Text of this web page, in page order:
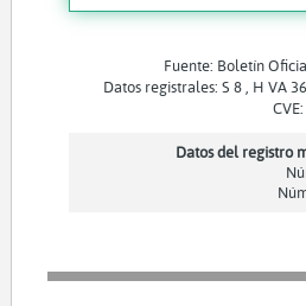
Fuente: Boletín
Datos registrales: S 8 , H VA
CVE:
Datos del registro